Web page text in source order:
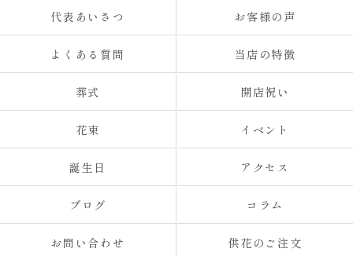
代表あいさつ お客様の声
よくある質問 当店の特徴
葬式 開店祝い
花束 イベント
誕生日 アクセス
ブログ コラム
お問い合わせ 供花のご注文